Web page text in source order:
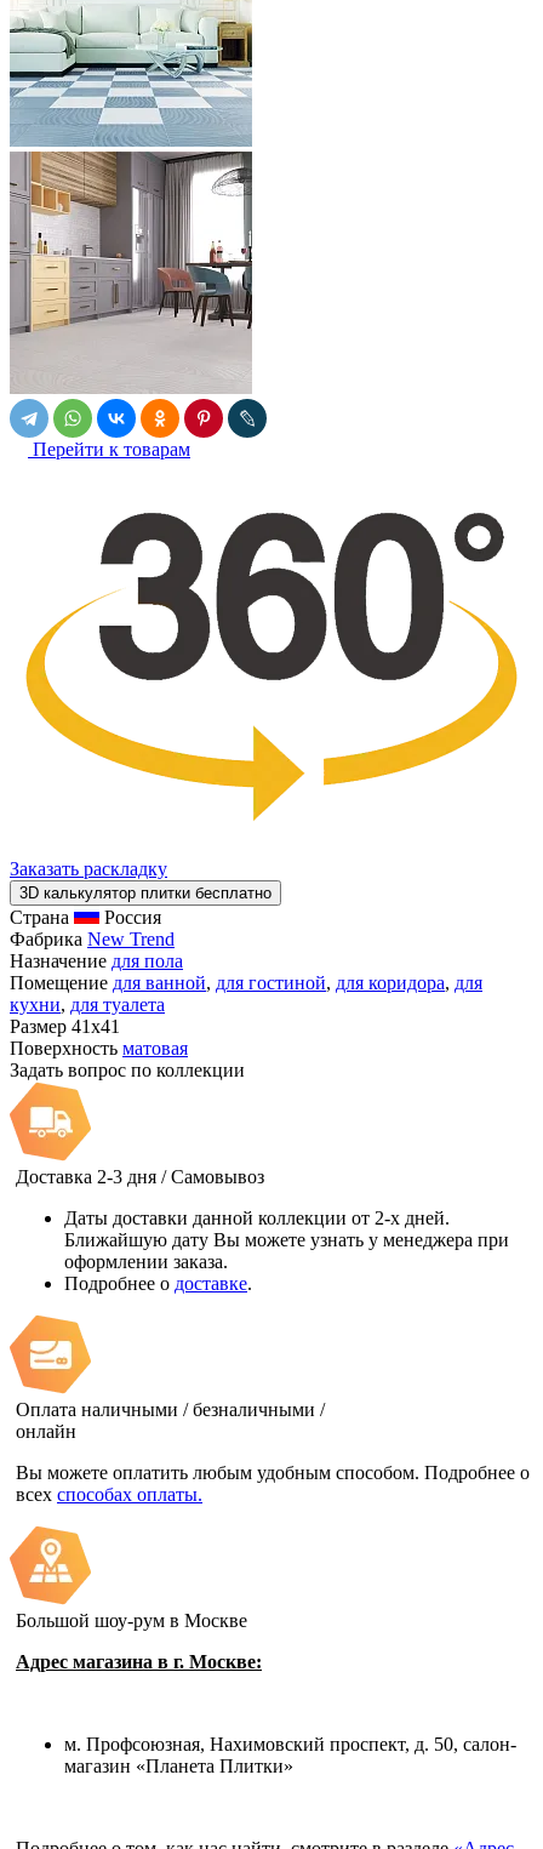
Перейти к товарам
Заказать раскладку
3D калькулятор плитки бесплатно
Страна
Россия
Фабрика New Trend
Назначение для пола
Помещение для ванной, для гостиной, для коридора, для
кухни, для туалета
Размер 41x41
Поверхность матовая
Задать вопрос по коллекции
Доставка 2-3 дня / Самовывоз
Даты доставки данной коллекции от 2-х дней.
Ближайшую дату Вы можете узнать у менеджера при
оформлении заказа.
Подробнее о доставке.
Оплата наличными / безналичными /
онлайн
Вы можете оплатить любым удобным способом. Подробнее о
всех способах оплаты.
Большой шоу-рум в Москве
Адрес магазина в г. Москве:
м. Профсоюзная, Нахимовский проспект, д. 50, салон-
магазин «Планета Плитки»